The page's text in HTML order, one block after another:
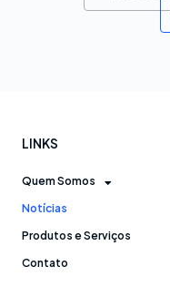
LINKS
Quem Somos
Notícias
Produtos e Serviços
Contato